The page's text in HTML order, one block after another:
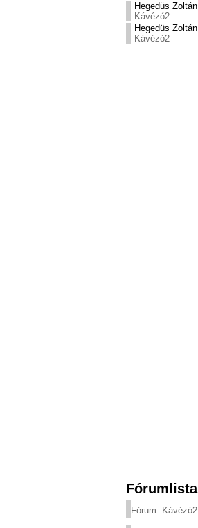
Hegedüs Zoltán
Kávézó2
Hegedüs Zoltán
Kávézó2
Fórumlista
Fórum: Kávézó2